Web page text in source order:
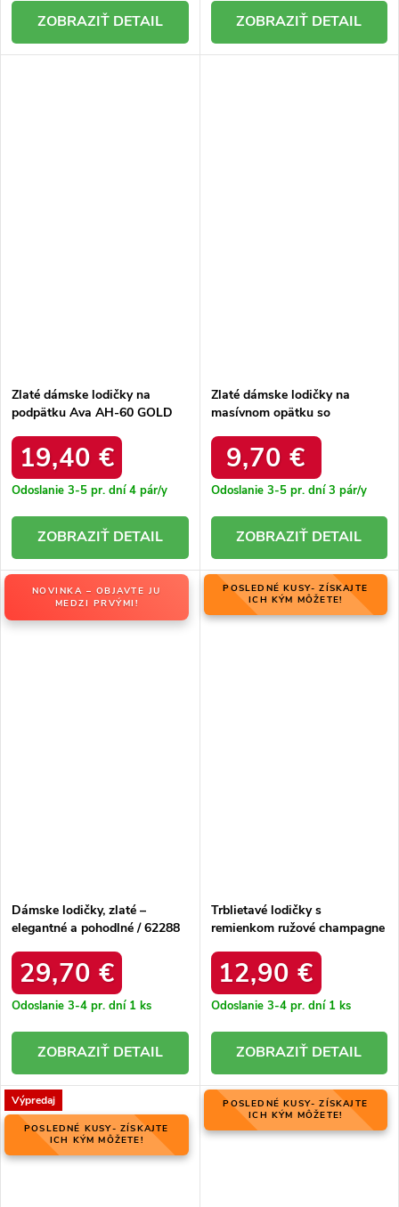
DETAIL DETAIL
Zlaté dámske lodičky na
podpätku Ava AH-60 GOLD
19,40 €
Odoslanie 3-5 pr. dní4 pár/y
DETAIL
Zlaté dámske lodičky na
masívnom opätku so
H22-186 GOLD
9,70 €
Odoslanie 3-5 pr. dní3 pár/y
DETAIL
NOVINKA – OBJAVTE JU
MEDZI PRVÝMI!
Dámske lodičky, zlaté –
elegantné a pohodlné / 62288
29,70 €
Odoslanie 3-4 pr. dní 1 ks
DETAIL
POSLEDNÉ KUSY- ZÍSKAJTE
ICH KÝM MÔŽETE!
Trblietavé lodičky s
remienkom ružové champagne
CHAMPAGNE
12,90 €
Odoslanie 3-4 pr. dní 1 ks
DETAIL
Výpredaj
POSLEDNÉ KUSY- ZÍSKAJTE
ICH KÝM MÔŽETE!
POSLEDNÉ KUSY- ZÍSKAJTE
ICH KÝM MÔŽETE!